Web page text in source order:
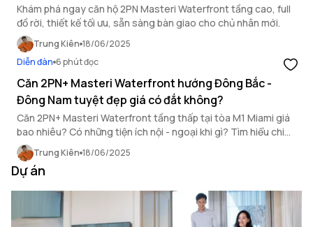
Khám phá ngay căn hộ 2PN Masteri Waterfront tầng cao, full
đồ rời, thiết kế tối ưu, sẵn sàng bàn giao cho chủ nhân mới.
Trung Kiên 18/06/2025
Diễn đàn 6 phút đọc
Căn 2PN+ Masteri Waterfront hướng Đông Bắc -
Đông Nam tuyệt đẹp giá có đắt không?
Căn 2PN+ Masteri Waterfront tầng thấp tại tòa M1 Miami giá
bao nhiêu? Có những tiện ích nội - ngoại khi gì? Tìm hiểu chi
tiết để chốt căn sớm!
Trung Kiên 18/06/2025
Dự án